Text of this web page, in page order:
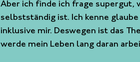
Aber ich finde ich frage supergut,
selbstständig ist. Ich kenne
inklusive mir. Deswegen ist das
werde mein Leben lang daran